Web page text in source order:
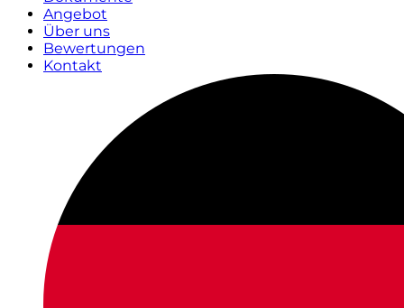
Angebot
Über uns
Bewertungen
Kontakt